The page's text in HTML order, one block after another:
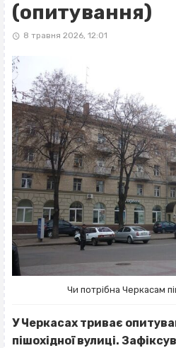
(опитування)
8 травня 2026, 12:01
Чи потрібна Черкасам
У Черкасах триває
пішохідної вулиці.